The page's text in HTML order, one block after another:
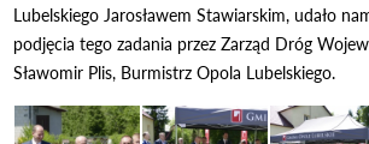
Lubelskiego Jarosławem Stawiarskim, udało
podjęcia tego zadania przez Zarząd Dróg
Sławomir Plis, Burmistrz Opola Lubelskiego.